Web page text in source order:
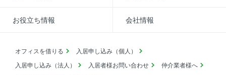
お役立ち情報 会社情報
オフィスを借りる
入居申し込み（個人）
入居申し込み（法人）
入居者様お問い合わせ
仲介業者様へ